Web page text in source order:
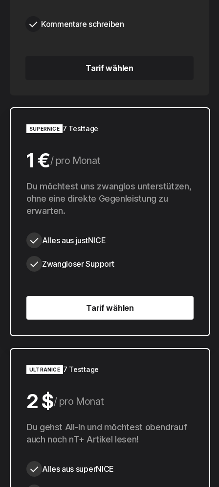
Kommentare schreiben
Tarif wählen
SUPERNICE 7 Testtage
1 € pro Monat
10 € pro Jahr
Du möchtest uns zwanglos unterstützen,
ohne eine direkte Gegenleistung zu
erwarten.
Alles aus justNICE
Zwangloser Support
Tarif wählen
Tarif wählen
ULTRANICE 7 Testtage
2 $ pro Monat
20 $ pro Jahr
Du gehst All-In und möchtest obendrauf
auch noch nT+ Artikel lesen!
Alles aus superNICE